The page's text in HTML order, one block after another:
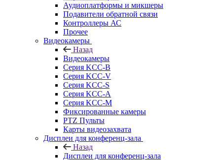
Аудиоплатформы и микшеры
Подавители обратной связи
Контроллеры АС
Прочее
Видеокамеры
Назад
Видеокамеры
Серия KCC-B
Серия KCC-V
Серия KCC-S
Серия KCC-A
Серия KCC-M
Фиксированные камеры
PTZ Пульты
Карты видеозахвата
Дисплеи для конференц-зала
Назад
Дисплеи для конференц-зала